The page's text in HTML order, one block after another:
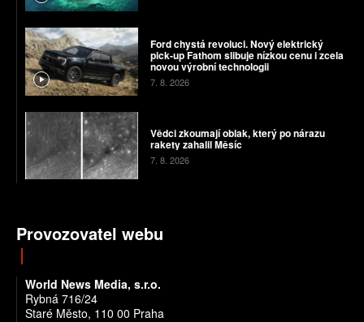
Ford chystá revoluci. Nový elektrický
pick-up Fathom slibuje nízkou cenu i zcela
novou výrobní technologii
7. 8. 2026
Vědci zkoumají oblak, který po nárazu
rakety zahalil Měsíc
7. 8. 2026
Provozovatel webu
World News Media, s.r.o.
Rybná 716/24
Staré Město, 110 00 Praha